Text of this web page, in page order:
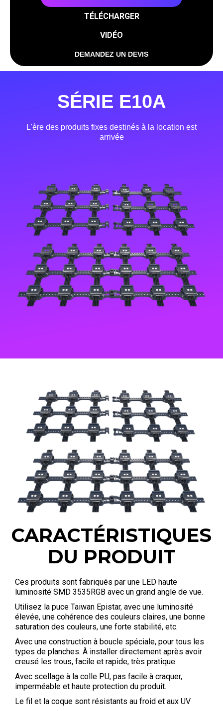
TÉLÉCHARGER
VIDÉO
DEMANDEZ UN DEVIS
SÉRIE E10A
L'ère des produits fixes destinés à la location est
arrivée
CARACTÉRISTIQUES
DU PRODUIT
Ces produits sont fabriqués par une LED haute
luminosité SMD 3535RGB avec un grand angle de vue.
Utilisez la puce Taiwan Epistar, avec une luminosité
élevée, une cohérence des couleurs claires, une bonne
saturation des couleurs, une forte stabilité, etc.
Avec une construction à boucle spéciale, pour tous les
types de planches. À installer directement après avoir
creusé les trous, facile et rapide, très pratique.
Avec scellage à la colle PU, pas facile à craquer,
imperméable et haute protection du produit.
Le fil et la coque sont résistants au froid et aux UV